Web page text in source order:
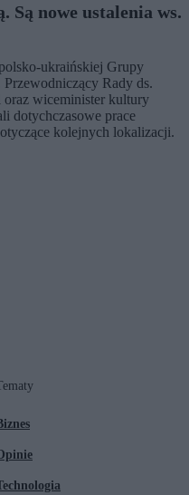
Są nowe ustalenia ws.
ukraińskiej Grupy
Rady ds.
oraz wiceminister kultury
dotychczasowe prace
kolejnych lokalizacji.